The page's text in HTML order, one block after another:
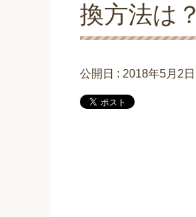
換方法は？
公開日 : 2018年5月2日